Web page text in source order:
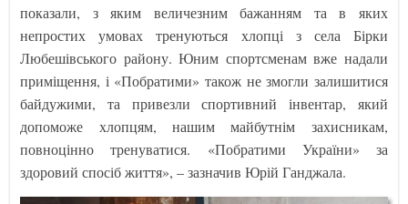
показали, з яким величезним бажанням та в яких
непростих умовах тренуються хлопці з села Бірки
Любешівського району. Юним спортсменам вже надали
приміщення, і «Побратими» також не змогли залишитися
байдужими, та привезли спортивний інвентар, який
допоможе хлопцям, нашим майбутнім захисникам,
повноцінно тренуватися. «Побратими України» за
здоровий спосіб життя», – зазначив Юрій Ганджала.